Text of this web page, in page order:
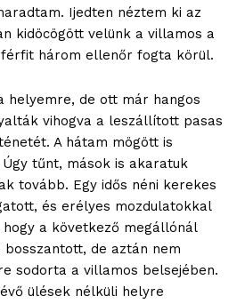
Ijedten néztem ki az
kidöcögött velünk a villamos a
három ellenőr fogta körül.
helyemre, de ott már hangos
vihogva a leszállított pasas
A hátam mögött is
tűnt, mások is akaratuk
tovább. Egy idős néni kerekes
és erélyes mozdulatokkal
a következő megállónál
de aztán nem
sodorta a villamos belsejében.
ülések nélküli helyre